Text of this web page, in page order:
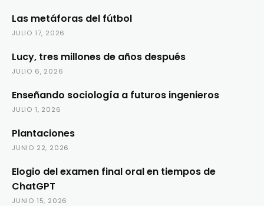
Las metáforas del fútbol
JULIO 17, 2026
Lucy, tres millones de años después
JULIO 6, 2026
Enseñando sociología a futuros ingenieros
JULIO 1, 2026
Plantaciones
JUNIO 22, 2026
Elogio del examen final oral en tiempos de
ChatGPT
JUNIO 15, 2026